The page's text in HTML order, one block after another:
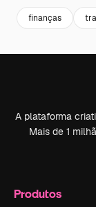
finanças
A plataforma
Mais de 1
Produtos